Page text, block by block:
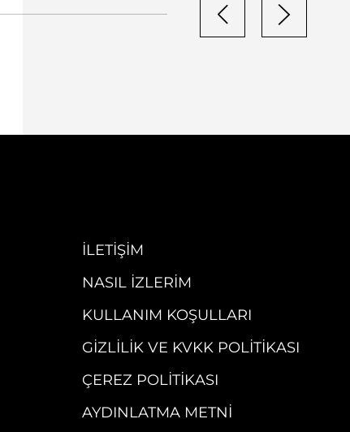
İLETIŞIM
NASIL İZLERIM
KULLANIM KOŞULLARI
GIZLILIK VE KVKK POLITIKASI
ÇEREZ POLITIKASI
AYDINLATMA METNI